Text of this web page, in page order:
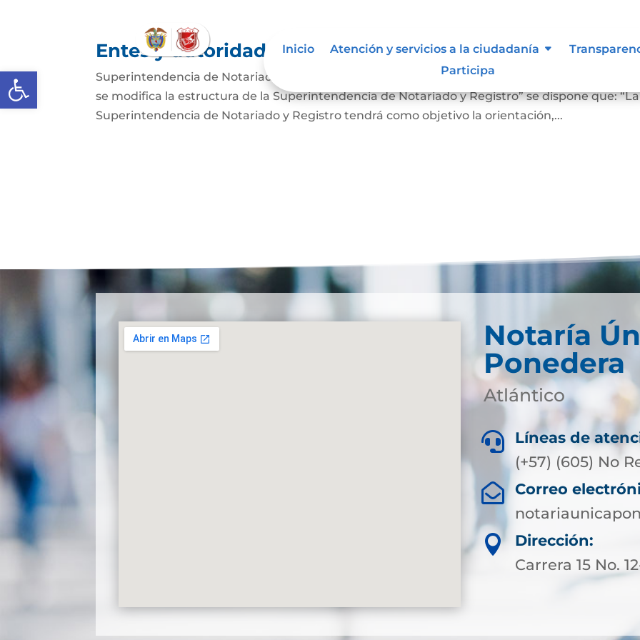
Abrir barra de herramientas
Inicio Atención y servicios a la ciudadanía
Participa
Entes y autoridades que lo vigilan
Superintendencia de Notariado y Registro En el Artículo 4 del Decreto 2723 de 2014, “Por el
se modifica la estructura de la Superintendencia de Notariado y Registro” se dispone que: “La
Superintendencia de Notariado y Registro tendrá como objetivo la orientación,...
Notaría
Ponedera
Atlántico

Líneas de
(+57) (605) No

Correo

Dirección:
Carrera 15 No.